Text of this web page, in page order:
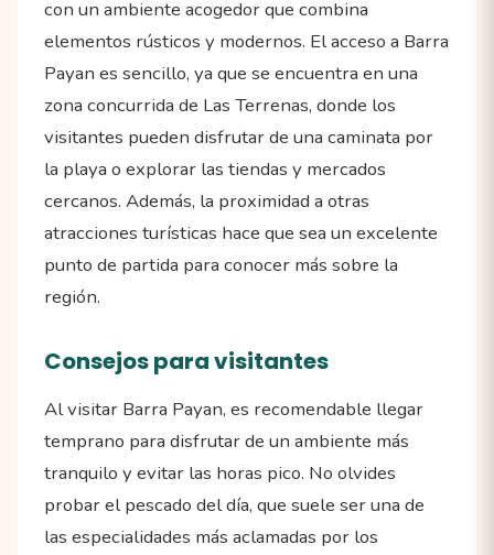
con un ambiente acogedor que combina
elementos rústicos y modernos. El acceso a Barra
Payan es sencillo, ya que se encuentra en una
zona concurrida de Las Terrenas, donde los
visitantes pueden disfrutar de una caminata por
la playa o explorar las tiendas y mercados
cercanos. Además, la proximidad a otras
atracciones turísticas hace que sea un excelente
punto de partida para conocer más sobre la
región.
Consejos para visitantes
Al visitar Barra Payan, es recomendable llegar
temprano para disfrutar de un ambiente más
tranquilo y evitar las horas pico. No olvides
probar el pescado del día, que suele ser una de
las especialidades más aclamadas por los